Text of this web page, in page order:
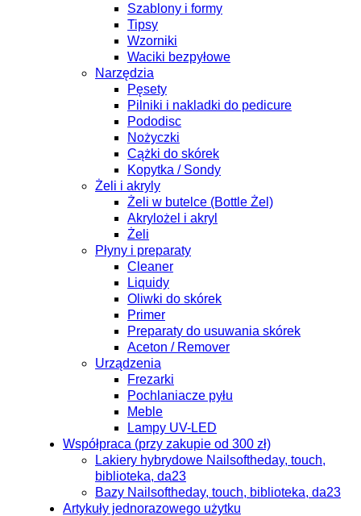
Szablony i formy
Tipsy
Wzorniki
Waciki bezpyłowe
Narzędzia
Pęsety
Pilniki i nakladki do pedicure
Pododisc
Nożyczki
Cążki do skórek
Kopytka / Sondy
Żeli i akryly
Żeli w butelce (Bottle Żel)
Akrylożel i akryl
Żeli
Płyny i preparaty
Cleaner
Liquidy
Oliwki do skórek
Primer
Preparaty do usuwania skórek
Aceton / Remover
Urządzenia
Frezarki
Pochlaniacze pyłu
Meble
Lampy UV-LED
Współpraca (przy zakupie od 300 zł)
Lakiery hybrydowe Nailsoftheday, touch,
biblioteka, da23
Bazy Nailsoftheday, touch, biblioteka, da23
Artykuły jednorazowego użytku